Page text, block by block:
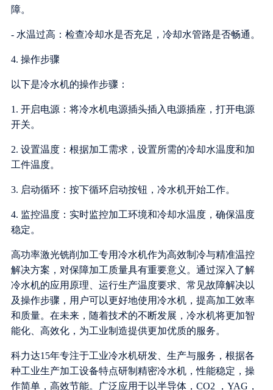
障。
- 水温过高：检查冷却水是否充足，冷却水管路是否畅通。
4. 操作步骤
以下是冷水机的操作步骤：
1. 开启电源：将冷水机电源插头插入电源插座，打开电源
开关。
2. 设置温度：根据加工需求，设置所需的冷却水温度和加
工件温度。
3. 启动循环：按下循环启动按钮，冷水机开始工作。
4. 监控温度：实时监控加工环境和冷却水温度，确保温度
稳定。
高功率激光铣削加工专用冷水机作为高效制冷与精准温控
解决方案，对保障加工质量具有重要意义。通过深入了解
冷水机的应用原理、运行生产温度要求、常见故障解决以
及操作步骤，用户可以更好地使用冷水机，提高加工效率
和质量。在未来，随着技术的不断发展，冷水机将更加智
能化、高效化，为工业制造提供更加优质的服务。
科力达15年专注于工业冷水机研发、生产与服务，根据各
种工业生产加工设备特点研制精密冷水机，性能稳定，操
作简单，高效节能。广泛应用于以半导体，CO2 ，YAG，